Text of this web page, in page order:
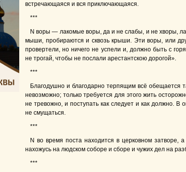
встречающаяся и вся приключающаяся.
***
N воры — лакомые воры, да и не слабы, и не хворы,
мыши, пробираются и сквозь крыши. Эти воры, или
провертели, но ничего не успели и, должно быть с
не трогай, чтобы не послали арестантскою дорогой».
***
Благодушно и благодарно терпящим всё обещается
невозможно; только требуется для этого жить
не тревожно, и поступать как следует и как должно. В
не смущаться.
***
N во время поста находится в церковном затворе,
нахожусь на людском соборе и сборе и чужих дел на
***